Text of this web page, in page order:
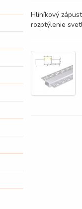
Hliníkový
rozptýlenie